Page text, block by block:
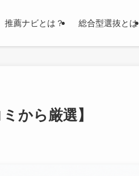
推薦ナビとは？ 総合型選抜とは
から厳選】